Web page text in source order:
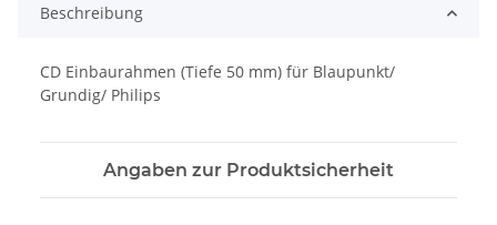
Beschreibung
CD Einbaurahmen (Tiefe 50 mm) für Blaupunkt/
Grundig/ Philips
Angaben zur Produktsicherheit